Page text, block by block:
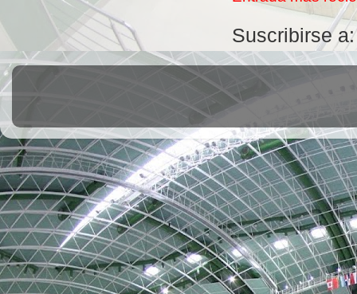
Suscribirse